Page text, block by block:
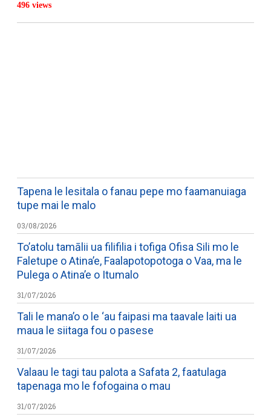
496 views
Tapena le lesitala o fanau pepe mo faamanuiaga
tupe mai le malo
03/08/2026
To’atolu tamālii ua filifilia i tofiga Ofisa Sili mo le
Faletupe o Atina’e, Faalapotopotoga o Vaa, ma le
Pulega o Atina’e o Itumalo
31/07/2026
Tali le mana’o o le ‘au faipasi ma taavale laiti ua
maua le siitaga fou o pasese
31/07/2026
Valaau le tagi tau palota a Safata 2, faatulaga
tapenaga mo le fofogaina o mau
31/07/2026